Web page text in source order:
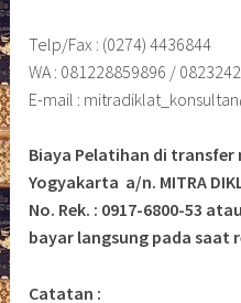
Telp/Fax : (0274) 4436844
WA : 081228859896 /
E-mail :
Biaya Pelatihan di transfer
Yogyakarta a/n. MITRA
No. Rek. : 0917-6800-53
bayar langsung pada saat
Catatan :